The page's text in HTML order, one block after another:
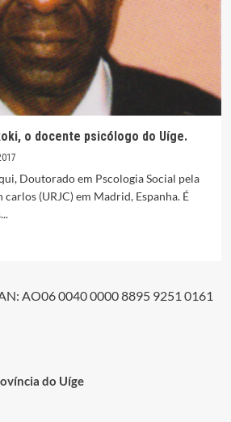
o docente psicólogo do Uíge.
Doutorado em Pscologia Social pela
(URJC) em Madrid, Espanha. É
AO06 0040 0000 8895 9251 0161
do Uíge